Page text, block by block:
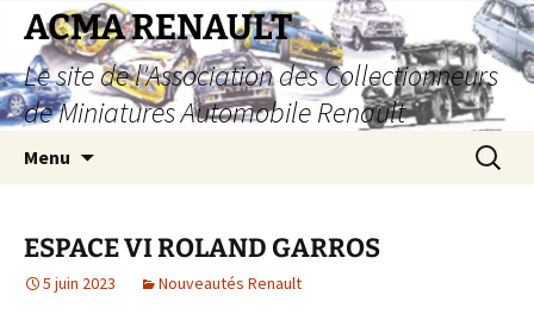
Aller
contenu
ACMA RENAULT
Le site de l'Association des Collectionneurs
de Miniatures Automobile Renault
Menu
ESPACE VI ROLAND GARROS
5 juin 2023 Nouveautés Renault